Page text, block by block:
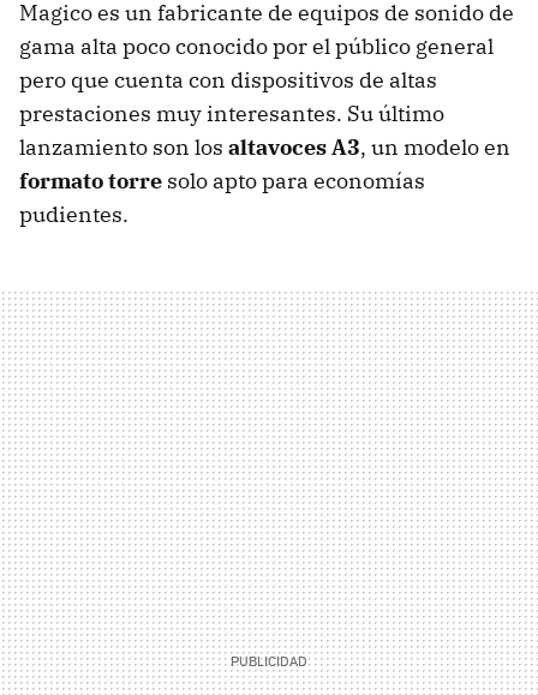
Magico es un fabricante de equipos de sonido de
gama alta poco conocido por el público general
pero que cuenta con dispositivos de altas
prestaciones muy interesantes. Su último
lanzamiento son los altavoces A3, un modelo en
formato torre solo apto para economías
pudientes.